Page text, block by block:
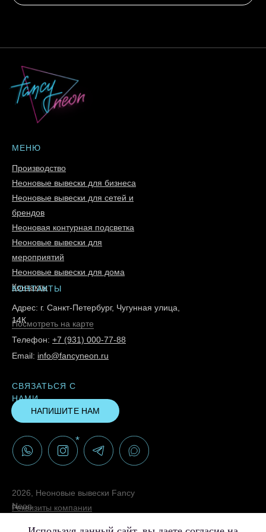
МЕНЮ
Производство
Неоновые вывески для бизнеса
Неоновые вывески для сетей и
брендов
Неоновая контурная подсветка
Неоновые вывески для
мероприятий
Неоновые вывески для дома
Контакты
КОНТАКТЫ
Посмотреть на карте
Адрес: г. Санкт-Петербург, Чугунная улица,
14К
Телефон: +7 (931) 000-77-88
Email: info@fancyneon.ru
Реквизиты компании
2026, Неоновые вывески Fancy
Neon
СВЯЗАТЬСЯ С
НАМИ
НАПИШИТЕ НАМ
*